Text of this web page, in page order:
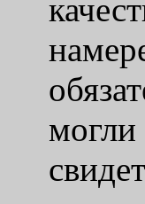
могли